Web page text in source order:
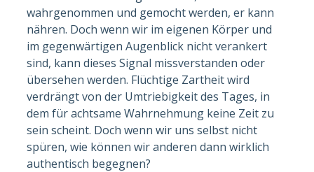
wahrgenommen und gemocht werden, er kann
nähren. Doch wenn wir im eigenen Körper und
im gegenwärtigen Augenblick nicht verankert
sind, kann dieses Signal missverstanden oder
übersehen werden. Flüchtige Zartheit wird
verdrängt von der Umtriebigkeit des Tages, in
dem für achtsame Wahrnehmung keine Zeit zu
sein scheint. Doch wenn wir uns selbst nicht
spüren, wie können wir anderen dann wirklich
authentisch begegnen?